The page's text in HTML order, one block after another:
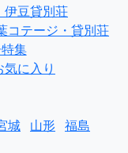
伊豆貸別荘
コテージ・貸別荘
集
気に入り
城 山形 福島